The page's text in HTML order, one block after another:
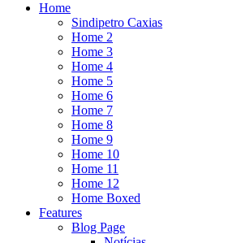
Home
Sindipetro Caxias
Home 2
Home 3
Home 4
Home 5
Home 6
Home 7
Home 8
Home 9
Home 10
Home 11
Home 12
Home Boxed
Features
Blog Page